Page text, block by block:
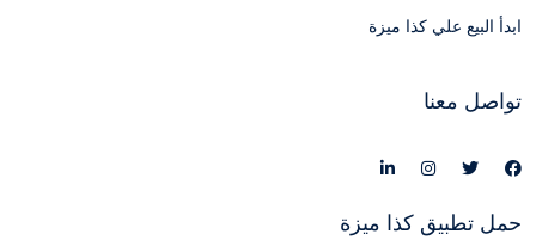
ابدأ البيع علي كذا ميزة
تواصل معنا
حمل تطبيق كذا ميزة